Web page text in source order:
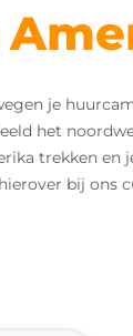
je
het
trekken en
bij ons